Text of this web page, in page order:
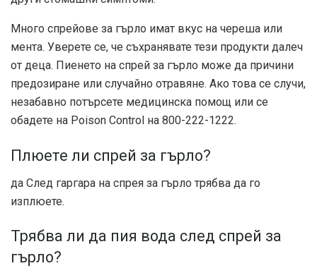
Много спрейове за гърло имат вкус на череша или
мента. Уверете се, че съхранявате тези продукти далеч
от деца. Пиенето на спрей за гърло може да причини
предозиране или случайно отравяне. Ако това се случи,
незабавно потърсете медицинска помощ или се
обадете на Poison Control на 800-222-1222.
Плюете ли спрей за гърло?
да След гаргара на спрея за гърло трябва да го
изплюете.
Трябва ли да пия вода след спрей за
гърло?